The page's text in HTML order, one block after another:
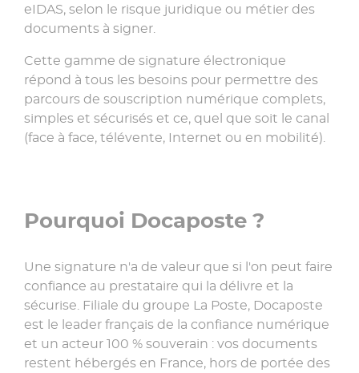
eIDAS, selon le risque juridique ou métier des
documents à signer.
Cette gamme de signature électronique
répond à tous les besoins pour permettre des
parcours de souscription numérique complets,
simples et sécurisés et ce, quel que soit le canal
(face à face, télévente, Internet ou en mobilité).
Pourquoi Docaposte ?
Une signature n'a de valeur que si l'on peut faire
confiance au prestataire qui la délivre et la
sécurise. Filiale du groupe La Poste, Docaposte
est le leader français de la confiance numérique
et un acteur 100 % souverain : vos documents
restent hébergés en France, hors de portée des